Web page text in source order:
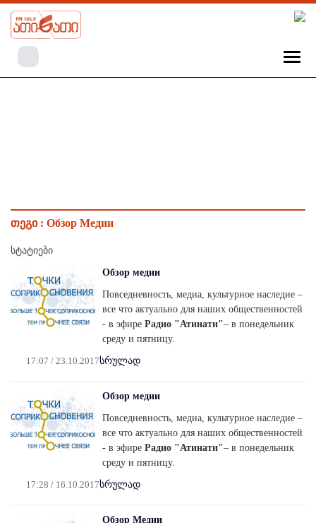
თეგი : Обзор Медии
სტატიები
Обзор медии
Повседневность, медиа, культурное наследие –
все что актуально для наших общественностей
- в эфире Радио "Атинати"– в понедельник
среду и пятницу.
17:07 / 23.10.2017სრულად
Обзор медии
Повседневность, медиа, культурное наследие –
все что актуально для наших общественностей
- в эфире Радио "Атинати"– в понедельник
среду и пятницу.
17:28 / 16.10.2017სრულად
Обзор Медии